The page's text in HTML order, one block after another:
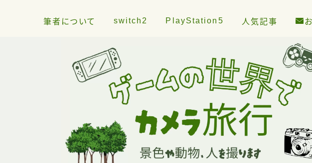
筆者について switch2 PlayStation5 人気記事